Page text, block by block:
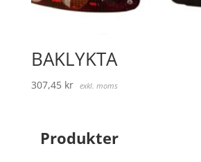
BAKLYKTA
307,45 kr exkl. moms
Produkter